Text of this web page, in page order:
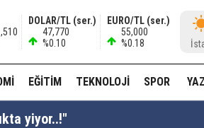
DOLAR/TL (ser.)
47,770
%0.10
EURO/TL (ser.)
55,000
%0.18
EĞITIM TEKNOLOJI SPOR
yiyor..!"